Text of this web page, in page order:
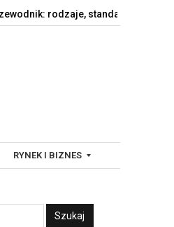
rodzaje, standardy,…
RYNEK I BIZNES